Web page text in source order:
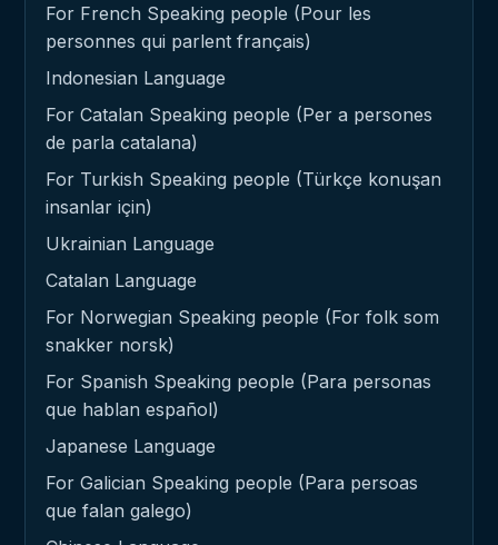
For French Speaking people (Pour les
personnes qui parlent français)
Indonesian Language
For Catalan Speaking people (Per a persones
de parla catalana)
For Turkish Speaking people (Türkçe konuşan
insanlar için)
Ukrainian Language
Catalan Language
For Norwegian Speaking people (For folk som
snakker norsk)
For Spanish Speaking people (Para personas
que hablan español)
Japanese Language
For Galician Speaking people (Para persoas
que falan galego)